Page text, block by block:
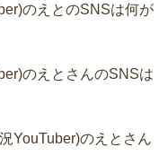
のえとのSNSは何が
のえとさんのSNSは
YouTuber)のえとさん